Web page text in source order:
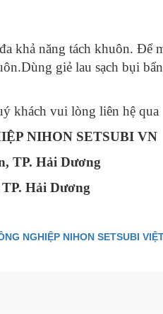
khả năng tách khuôn. Để
giẻ lau sạch bụi
khách vui lòng liên hệ qua
NIHON SETSUBI VN
TP. Hải Dương
Hải Dương
NGHIỆP NIHON SETSUBI